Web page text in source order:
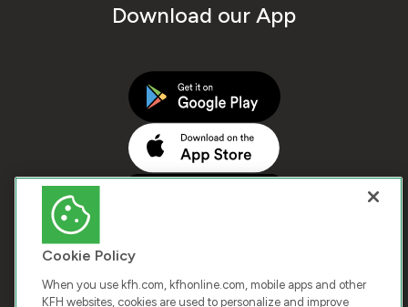
Download our App
Cookie Policy
When you use kfh.com, kfhonline.com, mobile apps and other
KFH websites, cookies are used to personalize and improve